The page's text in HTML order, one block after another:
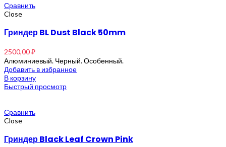
Сравнить
Close
Гриндер BL Dust Black 50mm
2500,00₽
Алюминиевый. Черный. Особенный.
Добавить в избранное
В корзину
Быстрый просмотр
Сравнить
Close
Гриндер Black Leaf Crown Pink